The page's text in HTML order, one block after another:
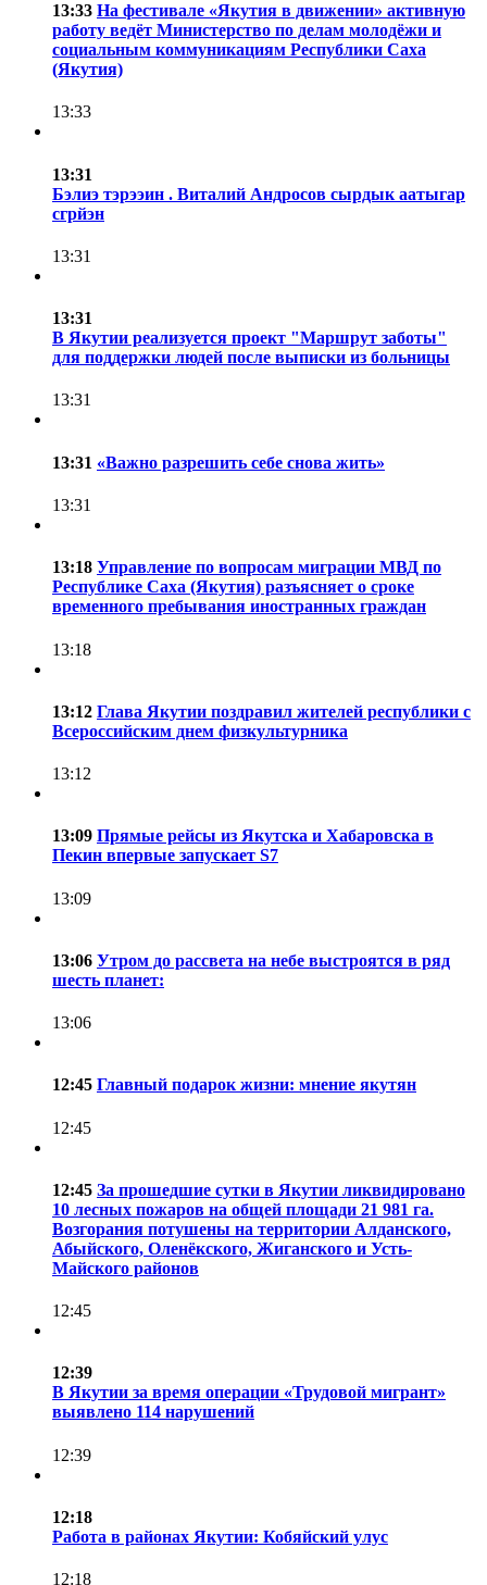
13:33 На фестивале «Якутия в движении» активную
работу ведёт Министерство по делам молодёжи и
социальным коммуникациям Республики Саха
(Якутия)
13:33
13:31
Бэлиэ тэрээин . Виталий Андросов сырдык аатыгар
сгрйэн
13:31
13:31
В Якутии реализуется проект "Маршрут заботы"
для поддержки людей после выписки из больницы
13:31
13:31 «Важно разрешить себе снова жить»
13:31
13:18 Управление по вопросам миграции МВД по
Республике Саха (Якутия) разъясняет о сроке
временного пребывания иностранных граждан
13:18
13:12 Глава Якутии поздравил жителей республики с
Всероссийским днем физкультурника
13:12
13:09 Прямые рейсы из Якутска и Хабаровска в
Пекин впервые запускает S7
13:09
13:06 Утром до рассвета на небе выстроятся в ряд
шесть планет:
13:06
12:45 Главный подарок жизни: мнение якутян
12:45
12:45 За прошедшие сутки в Якутии ликвидировано
10 лесных пожаров на общей площади 21 981 га.
Возгорания потушены на территории Алданского,
Абыйского, Оленёкского, Жиганского и Усть-
Майского районов
12:45
12:39
В Якутии за время операции «Трудовой мигрант»
выявлено 114 нарушений
12:39
12:18
Работа в районах Якутии: Кобяйский улус
12:18